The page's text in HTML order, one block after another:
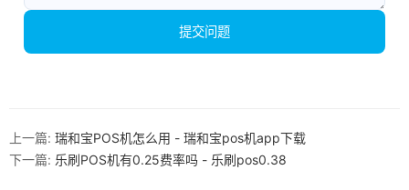
提交问题
上一篇: 瑞和宝POS机怎么用 - 瑞和宝pos机app下载
下一篇: 乐刷POS机有0.25费率吗 - 乐刷pos0.38